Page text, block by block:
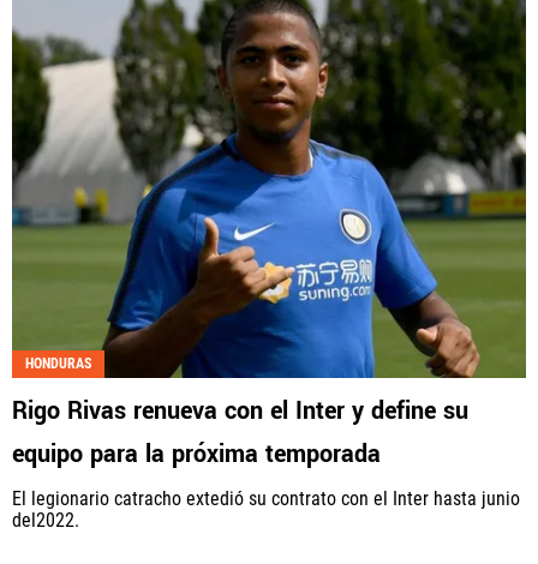
HONDURAS
Rigo Rivas renueva con el Inter y define su
equipo para la próxima temporada
El legionario catracho extedió su contrato con el Inter hasta junio
del2022.